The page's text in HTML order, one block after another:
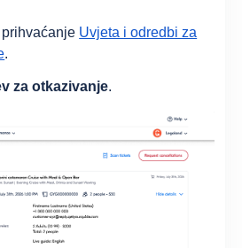
Uvjeta i odredbi za
.
za otkazivanje.